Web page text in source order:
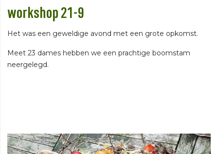
workshop 21-9
Het was een geweldige avond met een grote opkomst.
Meet 23 dames hebben we een prachtige boomstam
neergelegd.